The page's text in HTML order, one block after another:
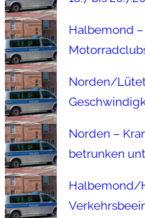
Halbemond
Norden/
Norden –
betrunken
Halbemond/